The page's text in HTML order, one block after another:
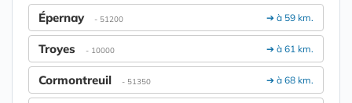
➔ à 59 km.
Épernay - 51200
➔ à 61 km.
Troyes - 10000
➔ à 68 km.
Cormontreuil - 51350